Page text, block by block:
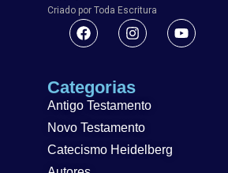
Criado por Toda Escritura
Categorias
Antigo Testamento
Novo Testamento
Catecismo Heidelberg